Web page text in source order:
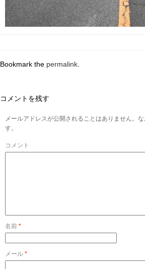
Bookmark the permalink
コメントを残す
メールアドレスが公開されることはありません。
す。
コメント
名前 *
メール *